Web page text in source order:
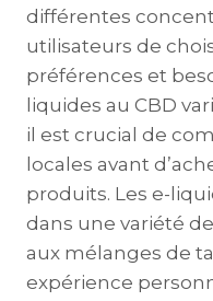
différentes
utilisateurs de
préférences et
liquides au CBD
il est crucial de
locales avant
produits. Les e-
dans une variété
aux mélanges de
expérience